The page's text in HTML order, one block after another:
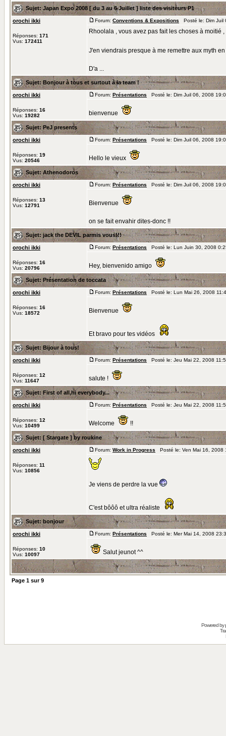
Sujet: Japan Expo 2008 [ du 3 au 6 Juillet ] liste des visiteurs P1
orochi ikki
Réponses: 171
Vus: 172411
Forum: Conventions & Expositions Posté le: Dim
Rhoolala , vous avez pas fait les choses à moitié
J'en viendrais presque à me remettre aux myth
D'a ...
Sujet: Bonjour à tous et surtout à la team !
orochi ikki
Réponses: 16
Vus: 19282
Forum: Présentations Posté le: Dim Juil 06, 2008
bienvenue
Sujet: PeJ presents
orochi ikki
Réponses: 19
Vus: 20546
Forum: Présentations Posté le: Dim Juil 06, 2008
Hello le vieux
Sujet: Athenodoros
orochi ikki
Réponses: 13
Vus: 12791
Forum: Présentations Posté le: Dim Juil 06, 2008
Bienvenue
on se fait envahir dites-donc !!
Sujet: jack the DEVIL parmis vous!!!
orochi ikki
Réponses: 16
Vus: 20796
Forum: Présentations Posté le: Lun Juin 30, 2008
Hey, bienvenido amigo
Sujet: Présentation de toccata
orochi ikki
Réponses: 16
Vus: 18572
Forum: Présentations Posté le: Lun Mai 26, 2008
Bienvenue
Et bravo pour tes vidéos
Sujet: Bijour à tous!
orochi ikki
Réponses: 12
Vus: 11647
Forum: Présentations Posté le: Jeu Mai 22, 2008
salute !
Sujet: First of all,hi everybody...
orochi ikki
Réponses: 12
Vus: 10499
Forum: Présentations Posté le: Jeu Mai 22, 2008
Welcome !!
Sujet: [ Stargate ] by roukine
orochi ikki
Réponses: 11
Vus: 10856
Forum: Work in Progress Posté le: Ven Mai 16,
Je viens de perdre la vue
C'est bôôô et ultra réaliste
Sujet: bonjour
orochi ikki
Réponses: 10
Vus: 10097
Forum: Présentations Posté le: Mer Mai 14, 2008
Salut jeunot ^^
Page 1 sur9
Powered by